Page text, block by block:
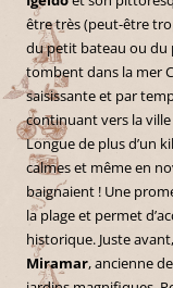
être très (peut-être
du petit bateau ou du
tombent dans la mer
saisissante et par
continuant vers la
Longue de plus d’un
calmes et même en
baignaient ! Une
la plage et permet
historique. Juste
Miramar, ancienne